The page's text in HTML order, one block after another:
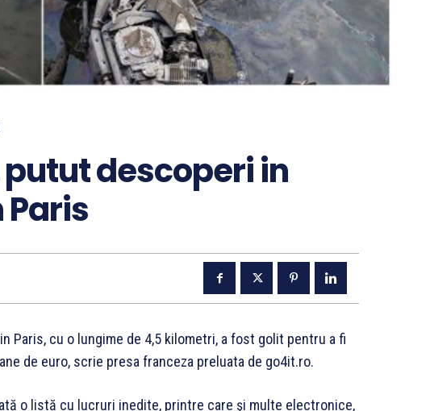
descoperi in
Paris, cu o lungime de 4,5 kilometri, a fost golit pentru a fi
de euro, scrie presa franceza preluata de go4it.ro.
o listă cu lucruri inedite, printre care şi multe electronice,